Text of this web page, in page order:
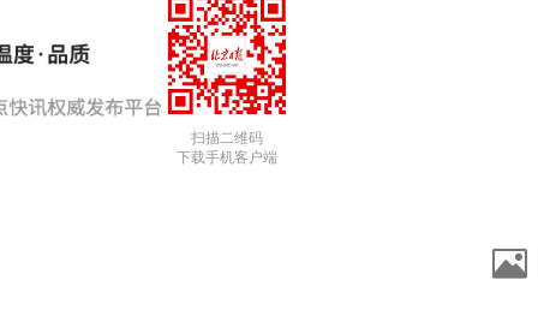
扫描二维码
下载手机客户端